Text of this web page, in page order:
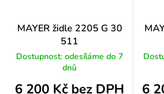
MAYER židle 2205 G 30
511
Dostupnost: odesíláme do 7
dnů
6 200 Kč bez DPH 6